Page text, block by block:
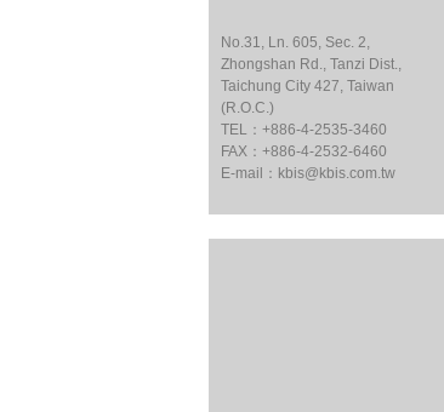
No.31, Ln. 605, Sec. 2,
Zhongshan Rd., Tanzi Dist.,
Taichung City 427, Taiwan
(R.O.C.)
TEL：+886-4-2535-3460
FAX：+886-4-2532-6460
E-mail： kbis@kbis.com.tw